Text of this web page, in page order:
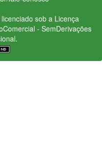
sob a Licença
- SemDerivações